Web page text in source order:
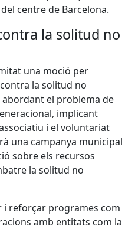
centre de Barcelona.
la solitud no
una moció per
la solitud no
abordant el problema de
implicant
i el voluntariat
una campanya municipal
sobre els recursos
la solitud no
i reforçar programes com
amb entitats com la